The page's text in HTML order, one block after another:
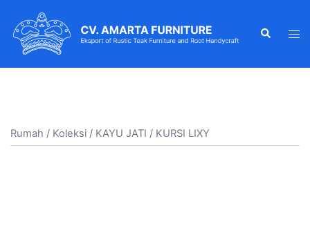
konten
Mencari
Rumah / Koleksi / KAYU JATI / KURSI LIXY